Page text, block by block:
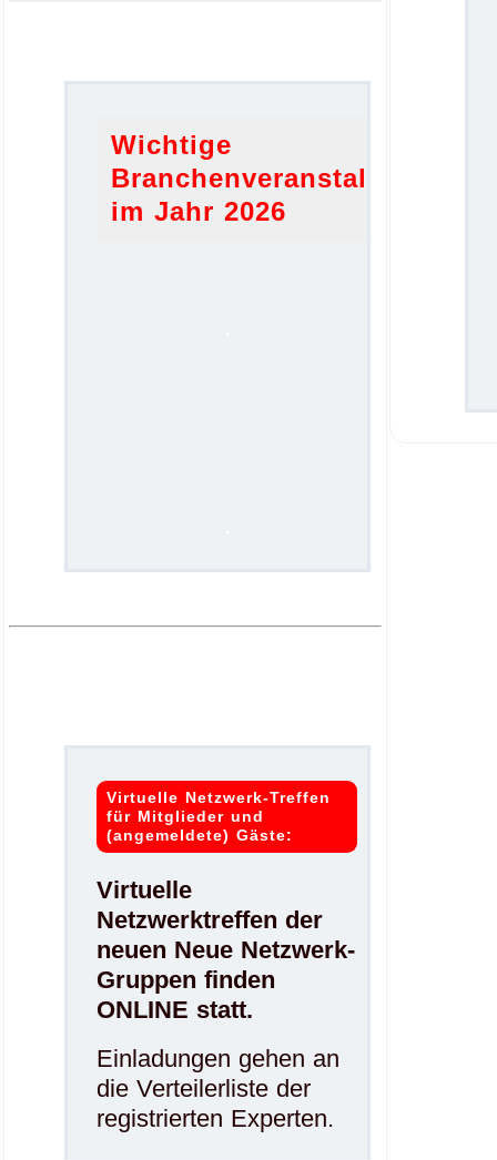
Wichtige
Branchenveranstaltungen
im Jahr 2026
Virtuelle Netzwerk-Treffen
für Mitglieder und
(angemeldete) Gäste:
Virtuelle
Netzwerktreffen der
neuen Neue Netzwerk-
Gruppen finden
ONLINE statt.
Einladungen gehen an
die Verteilerliste der
registrierten Experten.